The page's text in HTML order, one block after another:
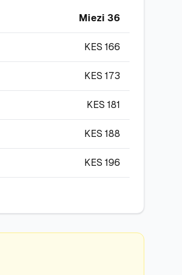
Miezi 36
KES 166
KES 173
KES 181
KES 188
KES 196